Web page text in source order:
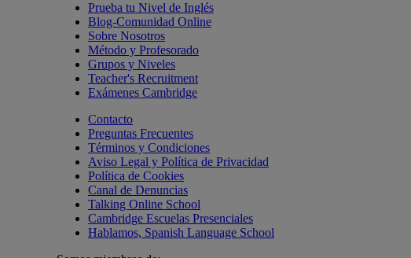
Prueba tu Nivel de Inglés
Blog-Comunidad Online
Sobre Nosotros
Método y Profesorado
Grupos y Niveles
Teacher's Recruitment
Exámenes Cambridge
Contacto
Preguntas Frecuentes
Términos y Condiciones
Aviso Legal y Política de Privacidad
Política de Cookies
Canal de Denuncias
Talking Online School
Cambridge Escuelas Presenciales
Hablamos, Spanish Language School